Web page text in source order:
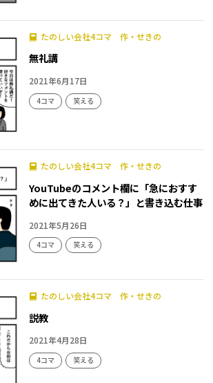
たのしい会社4コマ 作・せきの
無礼講
2021年6月17日
4コマ 笑える
たのしい会社4コマ 作・せきの
YouTubeのコメント欄に「急におすす
めに出てきた人いる？」と書き込む仕事
2021年5月26日
4コマ 笑える
たのしい会社4コマ 作・せきの
説教
2021年4月28日
4コマ 笑える